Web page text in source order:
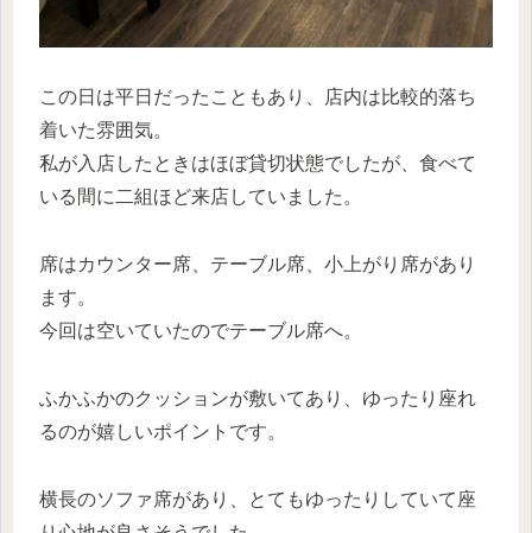
この日は平日だったこともあり、店内は比較的落ち
着いた雰囲気。
私が入店したときはほぼ貸切状態でしたが、食べて
いる間に二組ほど来店していました。
席はカウンター席、テーブル席、小上がり席があり
ます。
今回は空いていたのでテーブル席へ。
ふかふかのクッションが敷いてあり、ゆったり座れ
るのが嬉しいポイントです。
横長のソファ席があり、とてもゆったりしていて座